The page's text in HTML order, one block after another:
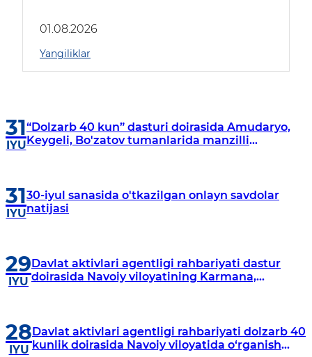
borildi
01.08.2026
Yangiliklar
31
IYU
“Dolzarb 40 kun” dasturi doirasida Amudaryo,
Keygeli, Bo'zatov tumanlarida manzilli
31
IYU
30-iyul sanasida o'tkazilgan onlayn savdolar
natijasi
29
IYU
Davlat aktivlari agentligi rahbariyati dastur
doirasida Navoiy viloyatining Karmana,
28
IYU
Davlat aktivlari agentligi rahbariyati dolzarb 40
kunlik doirasida Navoiy viloyatida o‘rganish